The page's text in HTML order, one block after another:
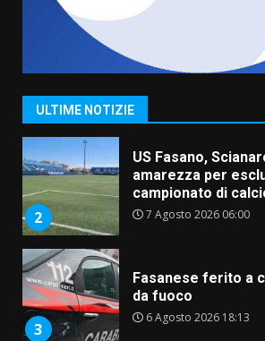
ULTIME NOTIZIE
1
“I Contestatori:
Rivoluzione”: nuovo
appuntamento con
2
US Fasano,
amarezza per
campionato di
7 Agosto 2026 06:00
3
Fasanese ferito a
da fuoco
6 Agosto 2026 18:13